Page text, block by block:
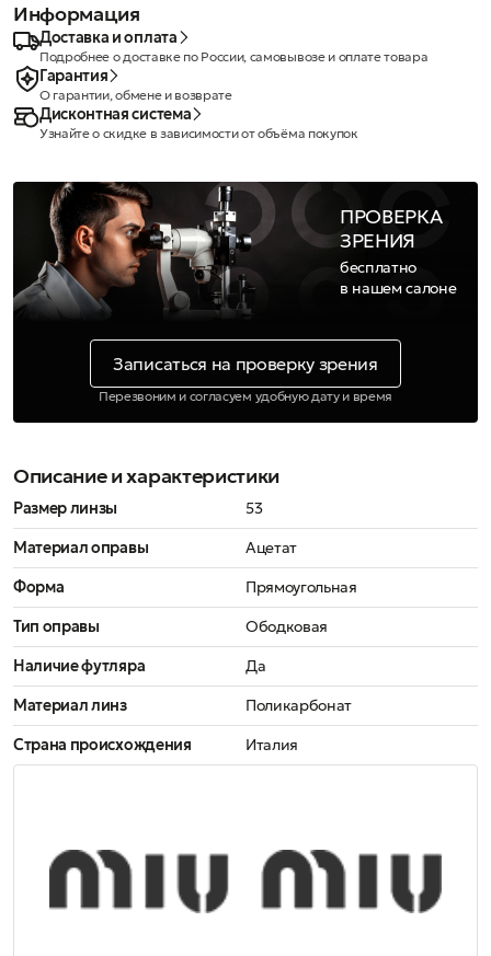
Информация
Доставка и оплата
Подробнее о доставке по России, самовывозе и оплате товара
Гарантия
О гарантии, обмене и возврате
Дисконтная система
Узнайте о скидке в зависимости от объёма покупок
ПРОВЕРКА
ЗРЕНИЯ
бесплатно
в нашем салоне
Записаться на проверку зрения
Перезвоним и согласуем удобную дату и время
Описание и характеристики
Размер линзы
53
Материал оправы
Ацетат
Форма
Прямоугольная
Тип оправы
Ободковая
Наличие футляра
Да
Материал линз
Поликарбонат
Страна происхождения
Италия